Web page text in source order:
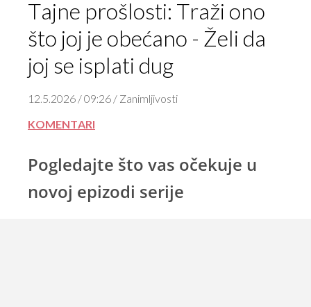
Tajne prošlosti: Traži ono
što joj je obećano - Želi da
joj se isplati dug
12.5.2026 / 09:26 / Zanimljivosti
KOMENTARI
Pogledajte što vas očekuje u
novoj epizodi serije